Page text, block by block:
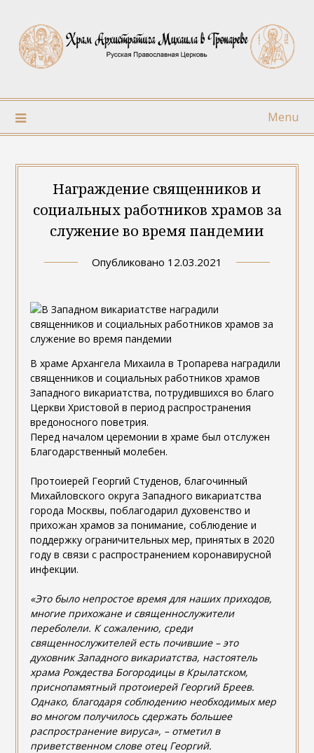
content
Menu
Награждение священников и
социальных работников храмов за
служение во время пандемии
Опубликовано 12.03.2021
В храме Архангела Михаила в Тропарева наградили
священников и социальных работников храмов
Западного викариатства, потрудившихся во благо
Церкви Христовой в период распространения
вредоносного поветрия.
Перед началом церемонии в храме был отслужен
Благодарственный молебен.
Протоиерей Георгий Студенов, благочинный
Михайловского округа Западного викариатства
города Москвы, поблагодарил духовенство и
прихожан храмов за понимание, соблюдение и
поддержку ограничительных мер, принятых в 2020
году в связи с распространением коронавирусной
инфекции.
«Это было непростое время для наших приходов,
многие прихожане и священнослужители
переболели. К сожалению, среди
священнослужителей есть почившие – это
духовник Западного викариатства, настоятель
храма Рождества Богородицы в Крылатском,
приснопамятный протоиерей Георгий Бреев.
Однако, благодаря соблюдению необходимых мер
во многом получилось сдержать большее
распространение вируса», – отметил в
приветственном слове отец Георгий.